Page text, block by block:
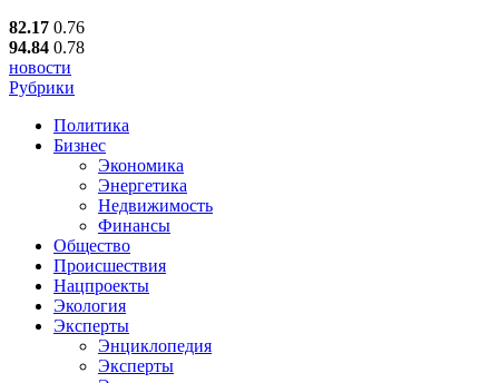
82.17 0.76
94.84 0.78
новости
Рубрики
Политика
Бизнес
Экономика
Энергетика
Недвижимость
Финансы
Общество
Происшествия
Нацпроекты
Экология
Эксперты
Энциклопедия
Эксперты